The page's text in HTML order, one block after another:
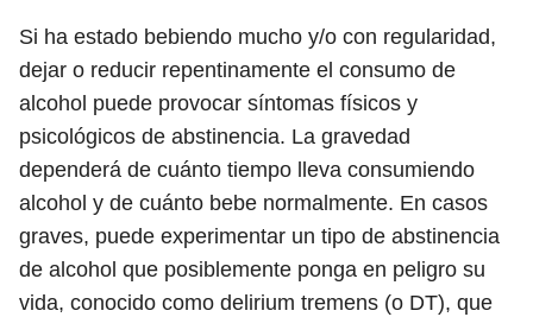
Si ha estado bebiendo mucho y/o con regularidad,
dejar o reducir repentinamente el consumo de
alcohol puede provocar síntomas físicos y
psicológicos de abstinencia. La gravedad
dependerá de cuánto tiempo lleva consumiendo
alcohol y de cuánto bebe normalmente. En casos
graves, puede experimentar un tipo de abstinencia
de alcohol que posiblemente ponga en peligro su
vida, conocido como delirium tremens (o DT), que